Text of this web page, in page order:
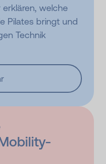
welche
Pilates bringt und
Technik